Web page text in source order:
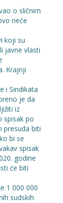
o sličnim
neće
koji su
javne vlasti
Krajnji
i Sindikata
je da
iz
spisak po
presuda biti
bi se
spisak
godine
će biti
1 000 000
sudskih